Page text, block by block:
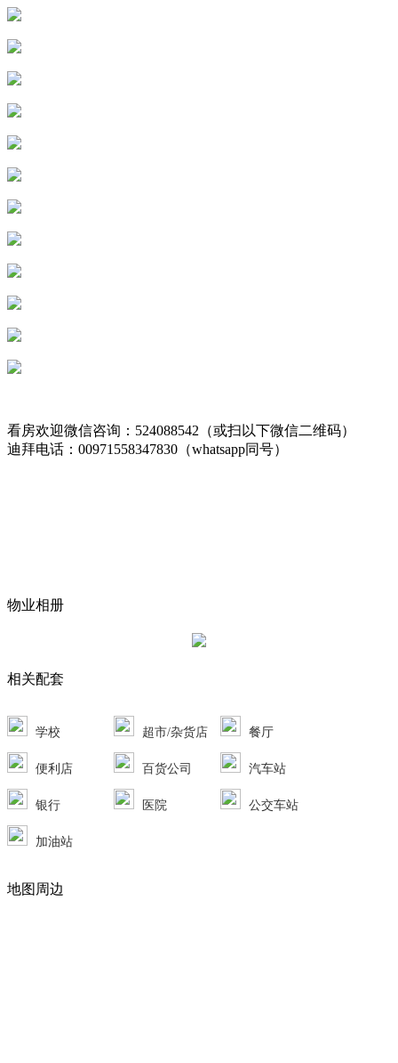
看房欢迎微信咨询：524088542（或扫以下微信二维码）
迪拜电话：00971558347830（whatsapp同号）
物业相册
相关配套
学校 超市/杂货店 餐厅
便利店 百货公司 汽车站
银行 医院 公交车站
加油站
地图周边